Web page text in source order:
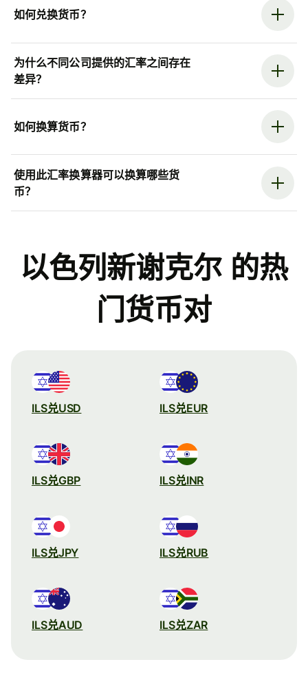
如何兑换货币？
为什么不同公司提供的汇率之间存在
差异？
如何换算货币？
使用此汇率换算器可以换算哪些货
币？
以色列新谢克尔 的热
门货币对
ILS兑USD ILS兑EUR
ILS兑GBP ILS兑INR
ILS兑JPY ILS兑RUB
ILS兑AUD ILS兑ZAR